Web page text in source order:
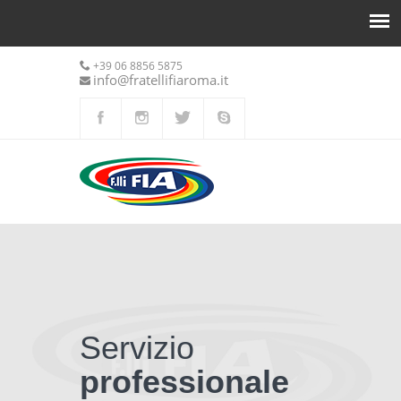
+39 06 8856 5875
info@fratellifiaroma.it
Servizio
professionale